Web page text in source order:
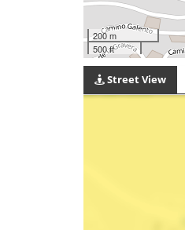
200 m
500 ft
Street View